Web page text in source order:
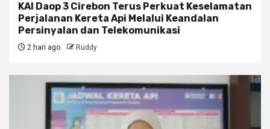
KAI Daop 3 Cirebon Terus Perkuat Keselamatan
Perjalanan Kereta Api Melalui Keandalan
Persinyalan dan Telekomunikasi
2 hari ago Ruddy